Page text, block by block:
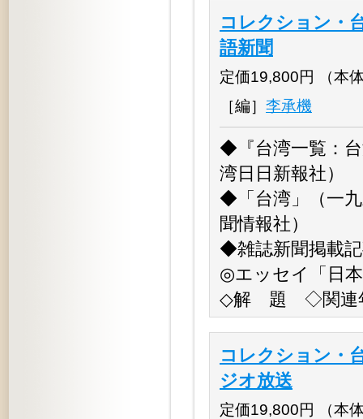
コレクション
語新聞
定価19,800円 （本
［編］ 李承機
◆『台湾一覧：
湾日日新報社）
◆「台湾」（一
聞情報社）
◆雑誌新聞掲載
◎エッセイ「日
◇解 題 ◇関連
コレクション
ジオ放送
定価19,800円 （本